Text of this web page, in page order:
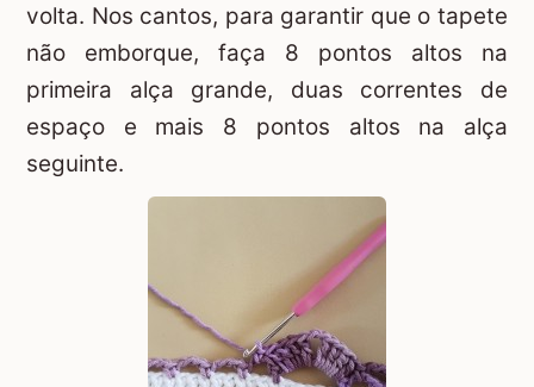
volta. Nos cantos, para garantir que o tapete
não emborque, faça 8 pontos altos na
primeira alça grande, duas correntes de
espaço e mais 8 pontos altos na alça
seguinte.